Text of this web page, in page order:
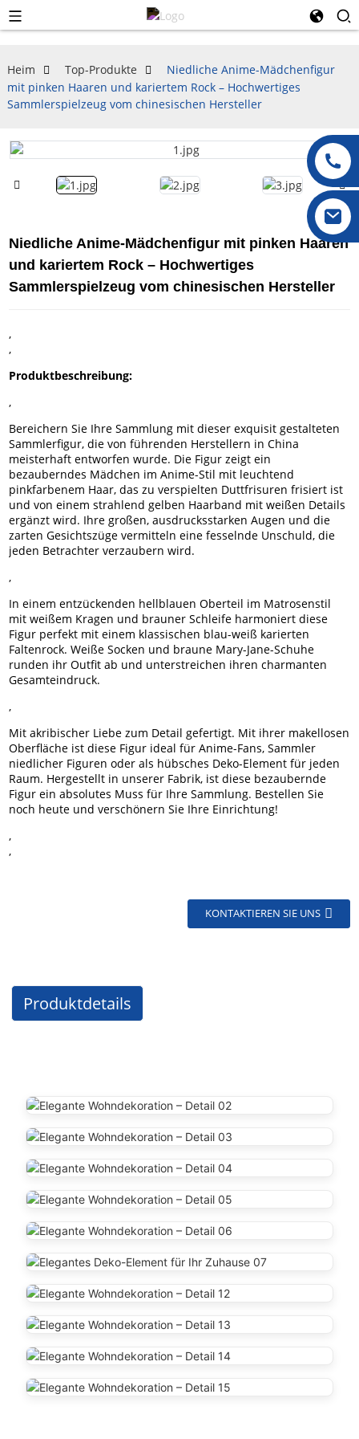
Heim Top-Produkte
Niedliche Anime-Mädchenfigur
mit pinken Haaren und kariertem Rock – Hochwertiges
Sammlerspielzeug vom chinesischen Hersteller
Niedliche Anime-Mädchenfigur mit pinken Haaren
und kariertem Rock – Hochwertiges
Sammlerspielzeug vom chinesischen Hersteller
,
,
Produktbeschreibung:
,
Bereichern Sie Ihre Sammlung mit dieser exquisit gestalteten
Sammlerfigur, die von führenden Herstellern in China
meisterhaft entworfen wurde. Die Figur zeigt ein
bezauberndes Mädchen im Anime-Stil mit leuchtend
pinkfarbenem Haar, das zu verspielten Duttfrisuren frisiert ist
und von einem strahlend gelben Haarband mit weißen Details
ergänzt wird. Ihre großen, ausdrucksstarken Augen und die
zarten Gesichtszüge vermitteln eine fesselnde Unschuld, die
jeden Betrachter verzaubern wird.
,
In einem entzückenden hellblauen Oberteil im Matrosenstil
mit weißem Kragen und brauner Schleife harmoniert diese
Figur perfekt mit einem klassischen blau-weiß karierten
Faltenrock. Weiße Socken und braune Mary-Jane-Schuhe
runden ihr Outfit ab und unterstreichen ihren charmanten
Gesamteindruck.
,
Mit akribischer Liebe zum Detail gefertigt. Mit ihrer makellosen
Oberfläche ist diese Figur ideal für Anime-Fans, Sammler
niedlicher Figuren oder als hübsches Deko-Element für jeden
Raum. Hergestellt in unserer Fabrik, ist diese bezaubernde
Figur ein absolutes Muss für Ihre Sammlung. Bestellen Sie
noch heute und verschönern Sie Ihre Einrichtung!
,
,
KONTAKTIEREN SIE UNS
Produktdetails